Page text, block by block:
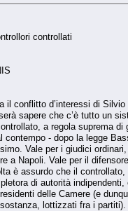
controllati
il conflitto d’interessi di
sapere che c’è tutto un
a regola suprema
contempo - dopo la legge
Vale per i giudici
a Napoli. Vale per il
è assurdo che il
di autorità
delle Camere (e
lottizzati fra i partiti).